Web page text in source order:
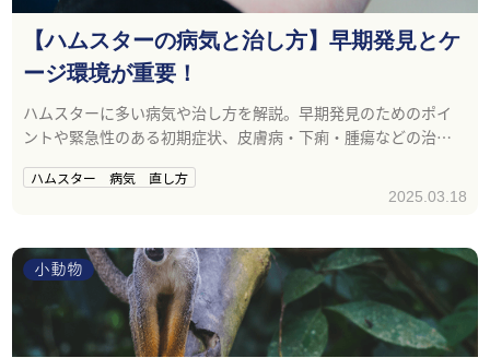
【ハムスターの病気と治し方】早期発見とケ
ージ環境が重要！
ハムスターに多い病気や治し方を解説。早期発見のためのポイ
ントや緊急性のある初期症状、皮膚病・下痢・腫瘍などの治療
ハムスター 病気 直し方
2025.03.18
小動物